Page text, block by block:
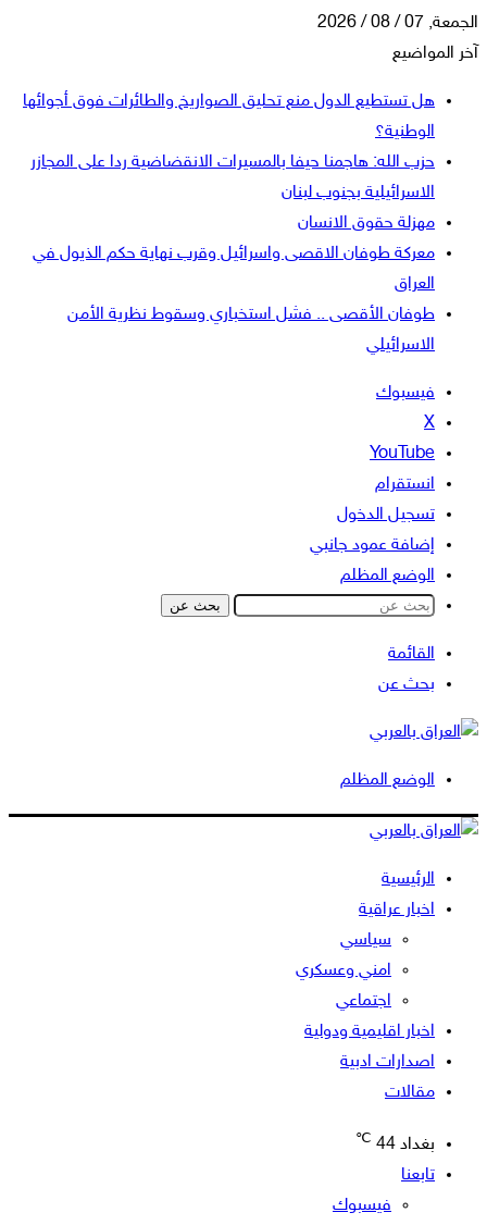
الجمعة, 07 / 08 / 2026
آخر المواضيع
هل تستطيع الدول منع تحليق الصواريخ والطائرات فوق أجوائها
الوطنية؟
حزب الله: هاجمنا حيفا بالمسيرات الانقضاضية ردا على المجازر
الاسرائيلية بجنوب لبنان
مهزلة حقوق الانسان
معركة طوفان الاقصى واسرائيل وقرب نهاية حكم الذيول في
العراق
طوفان الأقصى .. فشل استخباري وسقوط نظرية الأمن
الاسرائيلي
فيسبوك
‫X
‫YouTube
انستقرام
تسجيل الدخول
إضافة عمود جانبي
الوضع المظلم
بحث عن
القائمة
بحث عن
الوضع المظلم
الرئيسية
اخبار عراقية
سياسي
امني وعسكري
اجتماعي
اخبار اقليمية ودولية
اصدارات ادبية
مقالات
بغداد 44
℃
تابعنا
فيسبوك